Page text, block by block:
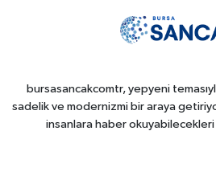
bursasancakcomtr, yepyeni
sadelik ve modernizmi bir araya
insanlara haber okuyabilecekleri